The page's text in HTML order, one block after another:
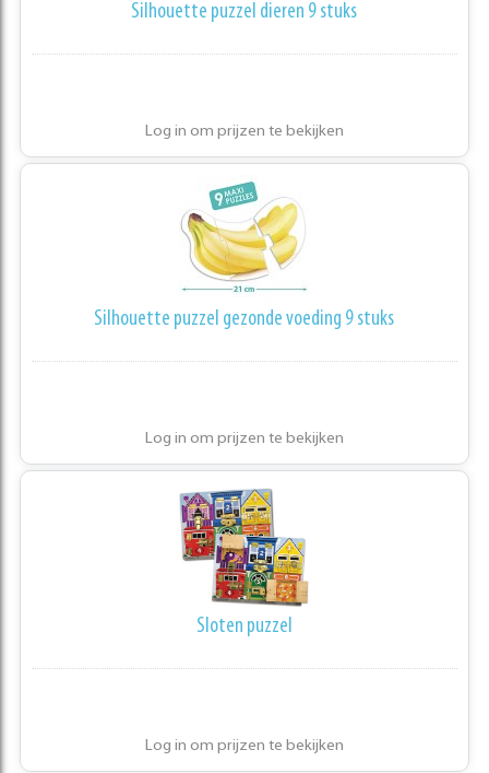
Silhouette puzzel dieren 9 stuks
Log in om prijzen te bekijken
Silhouette puzzel gezonde voeding 9 stuks
Log in om prijzen te bekijken
Sloten puzzel
Log in om prijzen te bekijken